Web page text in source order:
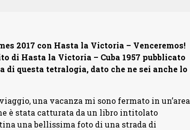
2017 con Hasta la Victoria – Venceremos!
di Hasta la Victoria – Cuba 1957 pubblicato
di questa tetralogia, dato che ne sei anche lo
una vacanza mi sono fermato in un’area
è stata catturata da un libro intitolato
una bellissima foto di una strada di